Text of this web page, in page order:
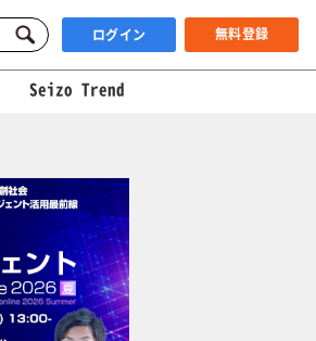
ログイン 無料登録
Seizo Trend